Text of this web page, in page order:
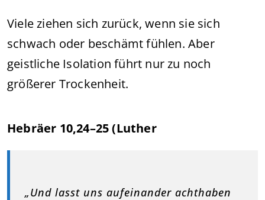
Viele ziehen sich zurück, wenn sie sich
schwach oder beschämt fühlen. Aber
geistliche Isolation führt nur zu noch
größerer Trockenheit.
Hebräer 10,24–25 (Luther
„Und lasst uns aufeinander achthaben